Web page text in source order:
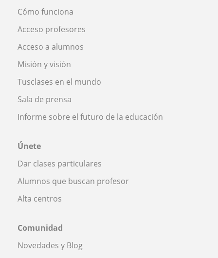
Cómo funciona
Acceso profesores
Acceso a alumnos
Misión y visión
Tusclases en el mundo
Sala de prensa
Informe sobre el futuro de la educación
Únete
Dar clases particulares
Alumnos que buscan profesor
Alta centros
Comunidad
Novedades y Blog